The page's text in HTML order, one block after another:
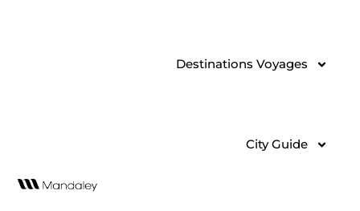
Destinations Voyages
City Guide